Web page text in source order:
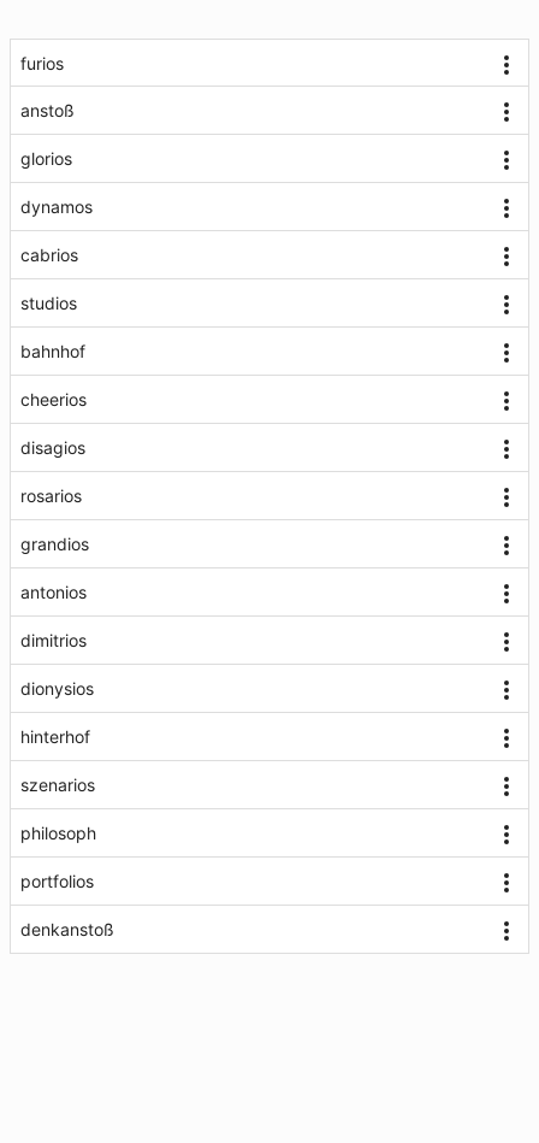
furios
anstoß
glorios
dynamos
cabrios
studios
bahnhof
cheerios
disagios
rosarios
grandios
antonios
dimitrios
dionysios
hinterhof
szenarios
philosoph
portfolios
denkanstoß